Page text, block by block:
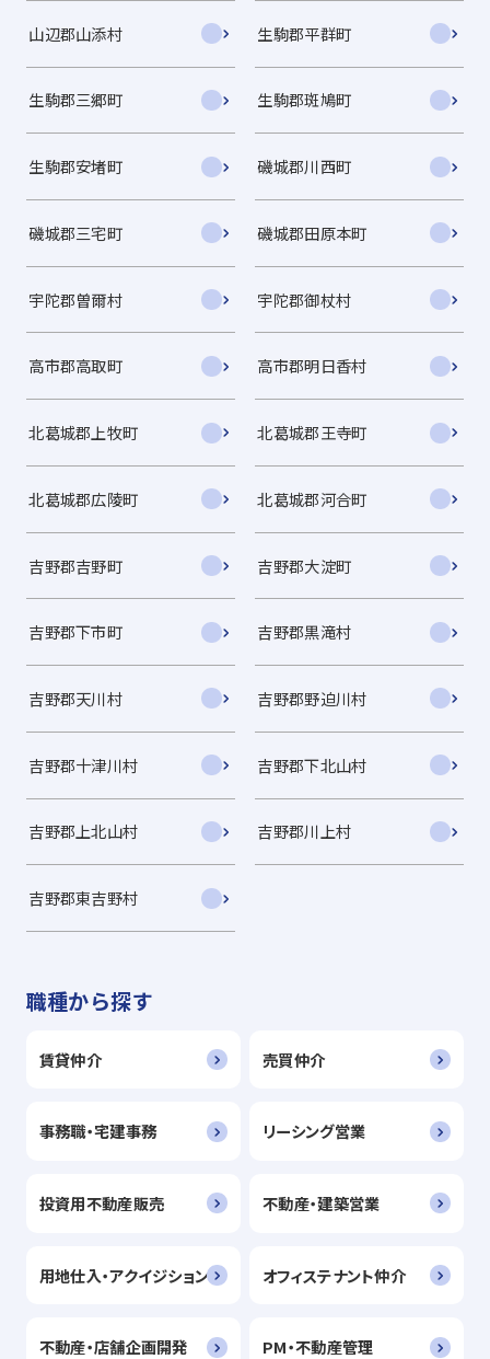
山辺郡山添村 生駒郡平群町
生駒郡三郷町 生駒郡斑鳩町
生駒郡安堵町 磯城郡川西町
磯城郡三宅町 磯城郡田原本町
宇陀郡曽爾村 宇陀郡御杖村
高市郡高取町 高市郡明日香村
北葛城郡上牧町 北葛城郡王寺町
北葛城郡広陵町 北葛城郡河合町
吉野郡吉野町 吉野郡大淀町
吉野郡下市町 吉野郡黒滝村
吉野郡天川村 吉野郡野迫川村
吉野郡十津川村 吉野郡下北山村
吉野郡上北山村 吉野郡川上村
吉野郡東吉野村
職種から探す
賃貸仲介 売買仲介
事務職・宅建事務 リーシング営業
投資用不動産販売 不動産・建築営業
用地仕入・アクイジション オフィステナント仲介
不動産・店舗企画開発 PM・不動産管理